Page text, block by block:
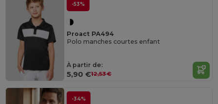
-53%
Proact PA494
Polo manches courtes enfant
À partir de:
5,90 €12,53 €
-34%